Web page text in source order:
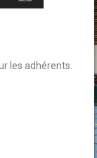
les adhérents.